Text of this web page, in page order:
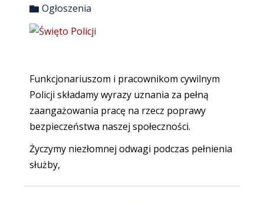
Ogłoszenia
Funkcjonariuszom i pracownikom cywilnym
Policji składamy wyrazy uznania za pełną
zaangażowania pracę na rzecz poprawy
bezpieczeństwa naszej społeczności.
Życzymy niezłomnej odwagi podczas pełnienia
służby,